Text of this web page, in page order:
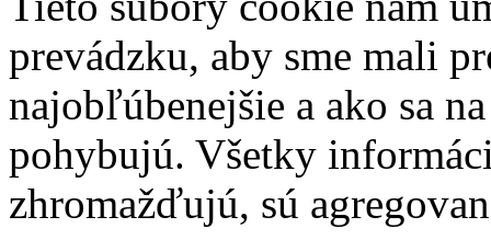
prevádzku, aby sme mali
najobľúbenejšie a ako sa
pohybujú. Všetky
zhromažďujú, sú